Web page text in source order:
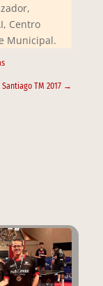
Centro
Municipal.
TM 2017 →